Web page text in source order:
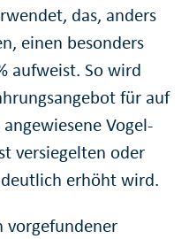
das, anders
einen besonders
aufweist. So wird
für auf
Vogel-
versiegelten oder
erhöht wird.
vorgefundener